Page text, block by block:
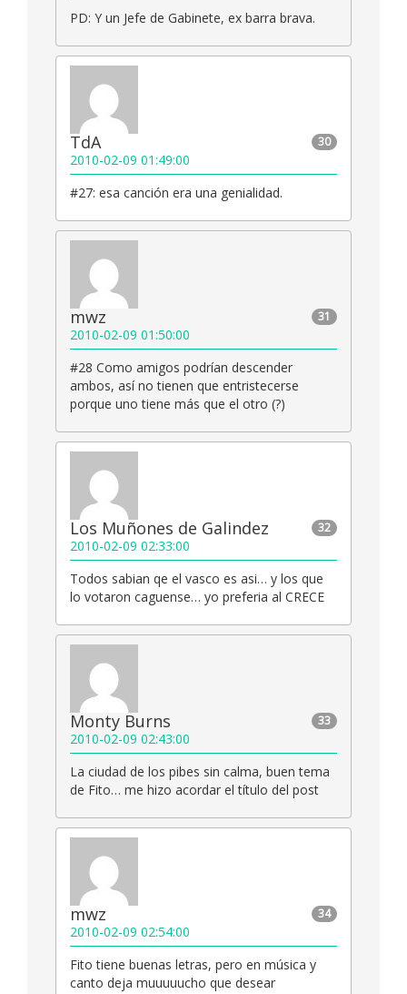
PD: Y un Jefe de Gabinete, ex barra brava.
30
TdA
2010-02-09 01:49:00
#27: esa canción era una genialidad.
31
mwz
2010-02-09 01:50:00
#28 Como amigos podrían descender
ambos, así no tienen que entristecerse
porque uno tiene más que el otro (?)
32
Los Muñones de Galindez
2010-02-09 02:33:00
Todos sabian qe el vasco es asi… y los que
lo votaron caguense… yo preferia al CRECE
33
Monty Burns
2010-02-09 02:43:00
La ciudad de los pibes sin calma, buen tema
de Fito… me hizo acordar el título del post
34
mwz
2010-02-09 02:54:00
Fito tiene buenas letras, pero en música y
canto deja muuuuucho que desear